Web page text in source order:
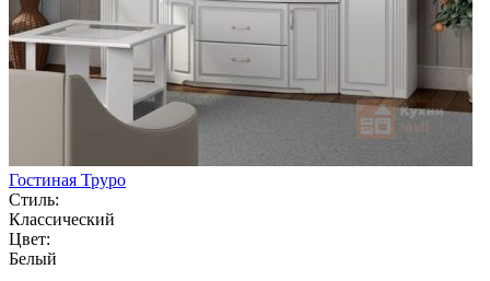
Гостиная Труро
Стиль:
Классический
Цвет:
Белый